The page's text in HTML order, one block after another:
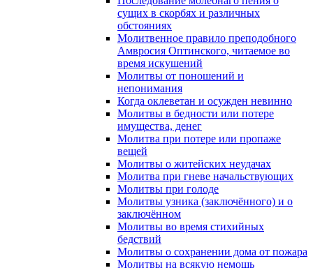
сущих в скорбях и различных
обстояниях
Молитвенное правило преподобного
Амвросия Оптинского, читаемое во
время искушений
Молитвы от поношений и
непонимания
Когда оклеветан и осужден невинно
Молитвы в бедности или потере
имущества, денег
Молитва при потере или пропаже
вещей
Молитвы о житейских неудачах
Молитва при гневе начальствующих
Молитвы при голоде
Молитвы узника (заключённого) и о
заключённом
Молитвы во время стихийных
бедствий
Молитвы о сохранении дома от пожара
Молитвы на всякую немощь